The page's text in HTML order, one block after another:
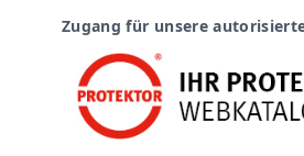
Zugang für unsere